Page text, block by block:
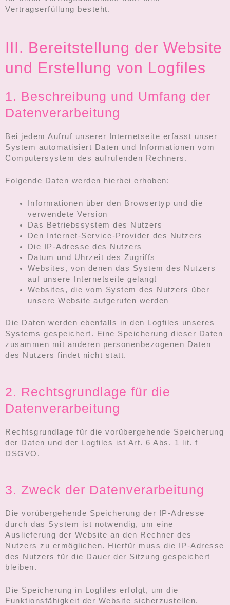
Vertragserfüllung besteht.
III. Bereitstellung der Website
und Erstellung von Logfiles
1. Beschreibung und Umfang der
Datenverarbeitung
Bei jedem Aufruf unserer Internetseite erfasst unser
System automatisiert Daten und Informationen vom
Computersystem des aufrufenden Rechners.
Folgende Daten werden hierbei erhoben:
Informationen über den Browsertyp und die
verwendete Version
Das Betriebssystem des Nutzers
Den Internet-Service-Provider des Nutzers
Die IP-Adresse des Nutzers
Datum und Uhrzeit des Zugriffs
Websites, von denen das System des Nutzers
auf unsere Internetseite gelangt
Websites, die vom System des Nutzers über
unsere Website aufgerufen werden
Die Daten werden ebenfalls in den Logfiles unseres
Systems gespeichert. Eine Speicherung dieser Daten
zusammen mit anderen personenbezogenen Daten
des Nutzers findet nicht statt.
2. Rechtsgrundlage für die
Datenverarbeitung
Rechtsgrundlage für die vorübergehende Speicherung
der Daten und der Logfiles ist Art. 6 Abs. 1 lit. f
DSGVO.
3. Zweck der Datenverarbeitung
Die vorübergehende Speicherung der IP-Adresse
durch das System ist notwendig, um eine
Auslieferung der Website an den Rechner des
Nutzers zu ermöglichen. Hierfür muss die IP-Adresse
des Nutzers für die Dauer der Sitzung gespeichert
bleiben.
Die Speicherung in Logfiles erfolgt, um die
Funktionsfähigkeit der Website sicherzustellen.